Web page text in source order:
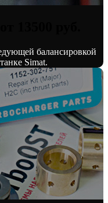
балансировкой
Simat.